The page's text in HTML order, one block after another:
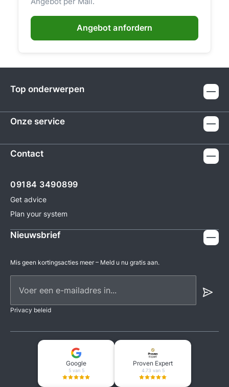
Angebot anfordern
Top onderwerpen
Onze service
Contact
09184 3490899
Get advice
Plan your system
Nieuwsbrief
Mis geen kortingsacties meer – Meld u nu gratis aan.
Privacy beleid
Google
5 van 5
Proven Expert
4.73 van 5